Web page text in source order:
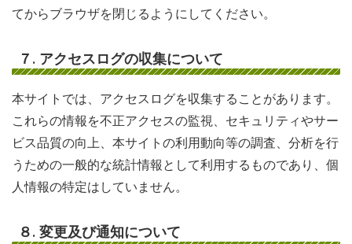
てからブラウザを閉じるようにしてください。
７. アクセスログの収集について
本サイトでは、アクセスログを収集することがあります。
これらの情報を不正アクセスの監視、セキュリティやサー
ビス品質の向上、本サイトの利用動向等の調査、分析を行
うための一般的な統計情報として利用するものであり、個
人情報の特定はしていません。
８. 変更及び通知について